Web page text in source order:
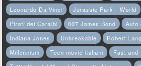
Leonardo Da Vinci
Jurassic Park - World
Pirati dei Caraibi
007 James Bond Auto
Indiana Jones
Unbreakable Robert
Millennium
Teen movie italiani
Fast and